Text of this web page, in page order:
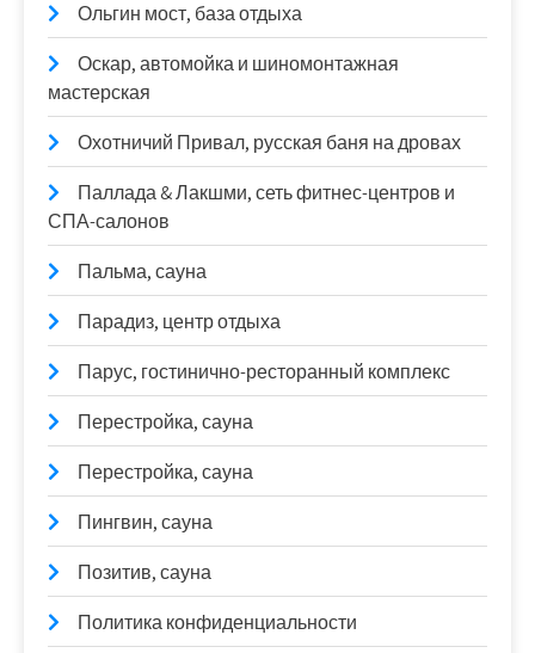
Ольгин мост, база отдыха
Оскар, автомойка и шиномонтажная
мастерская
Охотничий Привал, русская баня на дровах
Паллада & Лакшми, сеть фитнес-центров и
СПА-салонов
Пальма, сауна
Парадиз, центр отдыха
Парус, гостинично-ресторанный комплекс
Перестройка, сауна
Перестройка, сауна
Пингвин, сауна
Позитив, сауна
Политика конфиденциальности